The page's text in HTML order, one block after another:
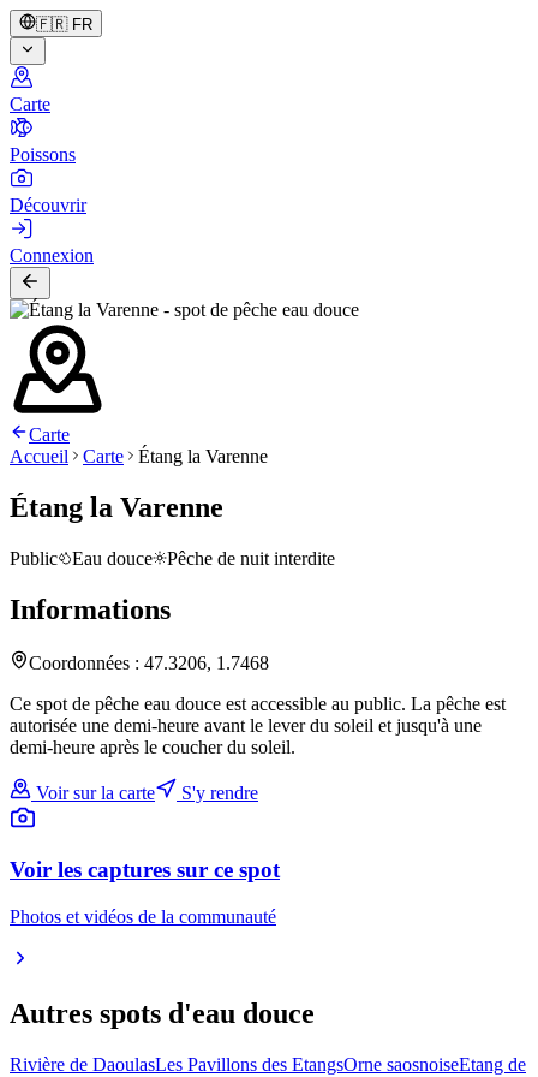
🇫🇷 FR
Carte
Poissons
Découvrir
Connexion
Carte
Accueil
Carte Étang la Varenne
Étang la Varenne
Public Eau douce Pêche de nuit interdite
Informations
Coordonnées : 47.3206, 1.7468
Ce spot de pêche eau douce est accessible au public. La pêche est
autorisée une demi-heure avant le lever du soleil et jusqu'à une
demi-heure après le coucher du soleil.
Voir sur la carte S'y rendre
Voir les captures sur ce spot
Photos et vidéos de la communauté
Autres spots d'eau douce
Rivière de DaoulasLes Pavillons des EtangsOrne saosnoiseEtang de